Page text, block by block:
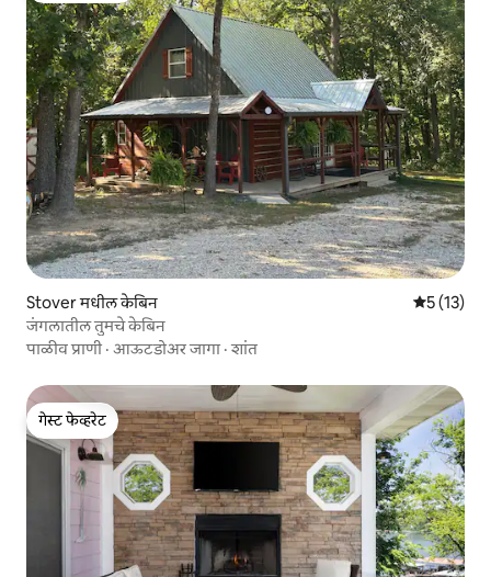
Stover मधील केबिन 5 पैकी 5
5 (13)
जंगलातील तुमचे केबिन
पाळीव प्राणी · आऊटडोअर जागा ·शांत
गेस्ट फेव्हरेट
गेस्ट फेव्हरेट